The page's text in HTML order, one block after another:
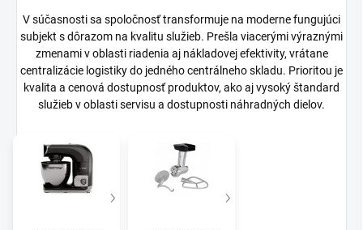
V súčasnosti sa spoločnosť transformuje na moderne fungujúci
subjekt s dôrazom na kvalitu služieb. Prešla viacerými výraznými
zmenami v oblasti riadenia aj nákladovej efektivity, vrátane
centralizácie logistiky do jedného centrálneho skladu. Prioritou je
kvalita a cenová dostupnosť produktov, ako aj vysoký štandard
služieb v oblasti servisu a dostupnosti náhradných dielov.